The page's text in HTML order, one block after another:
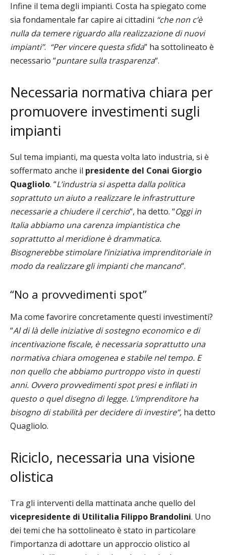
Infine il tema degli impianti. Costa ha spiegato come
sia fondamentale far capire ai cittadini “che non c’è
nulla da temere riguardo alla realizzazione di nuovi
impianti”. “Per vincere questa sfida” ha sottolineato è
necessario “puntare sulla trasparenza“.
Necessaria normativa chiara per
promuovere investimenti sugli
impianti
Sul tema impianti, ma questa volta lato industria, si è
soffermato anche il presidente del Conai Giorgio
Quagliolo. “L’industria si aspetta dalla politica
soprattuto un aiuto a realizzare le infrastrutture
necessarie a chiudere il cerchio“, ha detto. “Oggi in
Italia abbiamo una carenza impiantistica che
soprattutto al meridione è drammatica.
Bisognerebbe stimolare l’iniziativa imprenditoriale in
modo da realizzare gli impianti che mancano“.
“No a provvedimenti spot”
Ma come favorire concretamente questi investimenti?
“Aldi là delle iniziative di sostegno economico e di
incentivazione fiscale, è necessaria soprattutto una
normativa chiara omogenea e stabile nel tempo. E
non quello che abbiamo purtroppo visto in questi
anni. Ovvero provvedimenti spot presi e infilati in
questo o quel disegno di legge. L’imprenditore ha
bisogno di stabilità per decidere di investire”, ha detto
Quagliolo.
Riciclo, necessaria una visione
olistica
Tra gli interventi della mattinata anche quello del
vicepresidente di Utilitalia Filippo Brandolini. Uno
dei temi che ha sottolineato è stato in particolare
l’importanza di adottare un approccio olistico al